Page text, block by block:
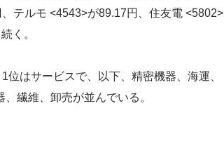
テルモ <4543>が89.17円、住友電 <5802>
く。
はサービスで、以下、精密機器、海運、
繊維、卸売が並んでいる。